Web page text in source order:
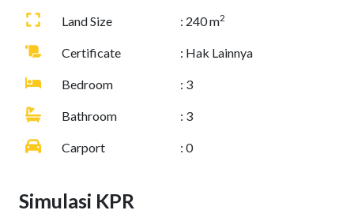
Land Size : 240 m2
Certificate : Hak Lainnya
Bedroom : 3
Bathroom : 3
Carport : 0
Simulasi KPR